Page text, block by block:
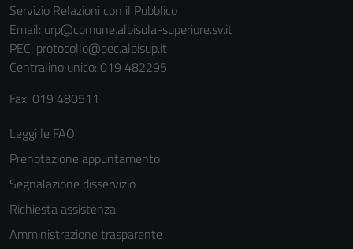
Servizio Relazioni con il Pubblico
Email: urp@comune.albisola-superiore.sv.it
PEC: protocollo@pec.albisup.it
Centralino unico: 019 482295
Fax: 019 480511
Leggi le FAQ
Prenotazione appuntamento
Segnalazione disservizio
Richiesta assistenza
Amministrazione trasparente